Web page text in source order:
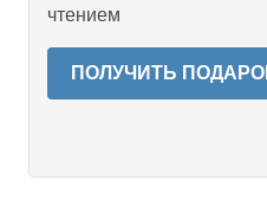
чтением
ПОЛУЧИТЬ